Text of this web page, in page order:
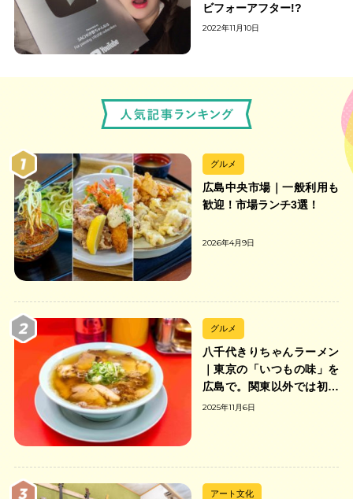
ビフォーアフター!?
2022年11月10日
グルメ
広島中央市場｜一般利用も
歓迎！市場ランチ3選！
2026年4月9日
グルメ
八千代きりちゃんラーメン
｜東京の「いつもの味」を
広島で。関東以外では初の
「ちゃんのれん組合」加盟
2025年11月6日
アート文化